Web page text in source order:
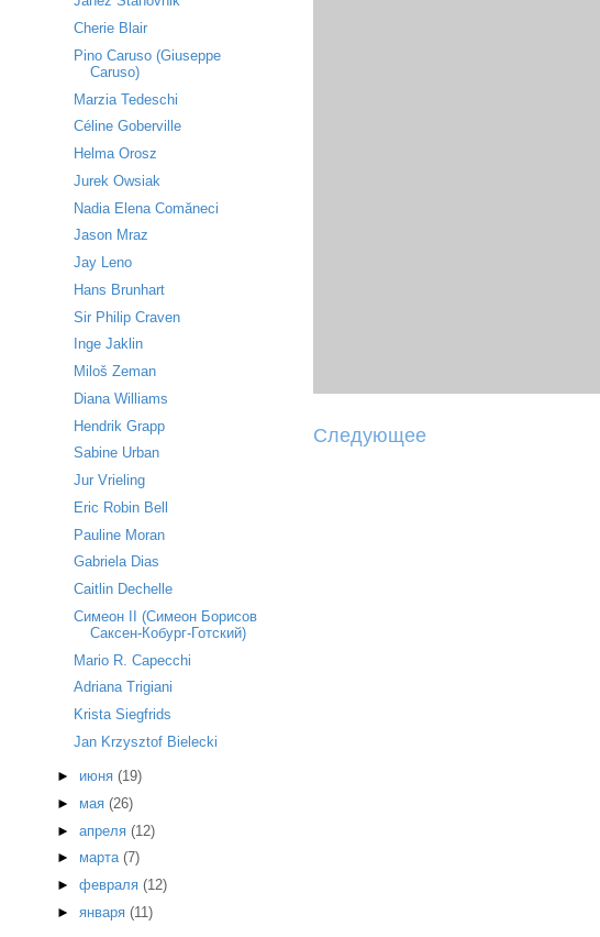
Следующее
Cherie Blair
Pino Caruso (Giuseppe
Caruso)
Marzia Tedeschi
Céline Goberville
Helma Orosz
Jurek Owsiak
Nadia Elena Comăneci
Jason Mraz
Jay Leno
Hans Brunhart
Sir Philip Craven
Inge Jaklin
Miloš Zeman
Diana Williams
Hendrik Grapp
Sabine Urban
Jur Vrieling
Eric Robin Bell
Pauline Moran
Gabriela Dias
Caitlin Dechelle
Симеон II (Симеон Борисов
Саксен-Кобург-Готский)
Mario R. Capecchi
Adriana Trigiani
Krista Siegfrids
Jan Krzysztof Bielecki
► июня (19)
► мая (26)
► апреля (12)
► марта (7)
► февраля (12)
► января (11)